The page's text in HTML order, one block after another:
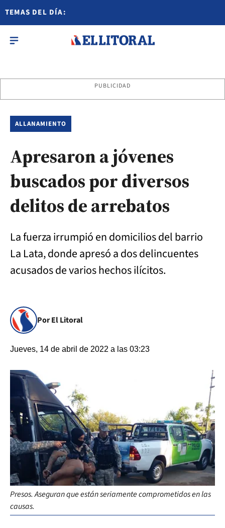
TEMAS DEL DÍA:
PUBLICIDAD
ALLANAMIENTO
Apresaron a jóvenes
buscados por diversos
delitos de arrebatos
La fuerza irrumpió en domicilios del barrio
La Lata, donde apresó a dos delincuentes
acusados de varios hechos ilícitos.
Por El Litoral
Jueves, 14 de abril de 2022 a las 03:23
Presos. Aseguran que están seriamente comprometidos en las
causas.